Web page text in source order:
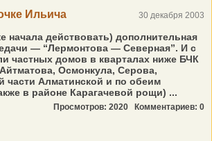
Ильича 30 декабря 2003
начала действовать) дополнительная
— “Лермонтова — Северная”. И с
частных домов в кварталах ниже БЧК
Осмонкула, Серова,
части Алматинской и по обеим
в районе Карагачевой рощи) ...
Просмотров: 2020 Комментариев: 0